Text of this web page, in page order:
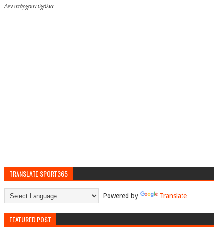
Δεν υπάρχουν σχόλια
TRANSLATE SPORT365
Powered by Translate
FEATURED POST